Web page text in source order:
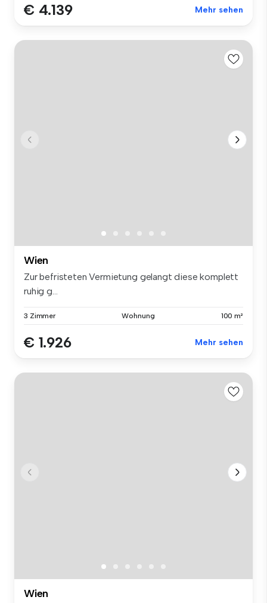
€ 4.139 Mehr sehen
Wien
Zur befristeten Vermietung gelangt diese komplett
ruhig g...
3 Zimmer Wohnung 100 m²
€ 1.926 Mehr sehen
Wien